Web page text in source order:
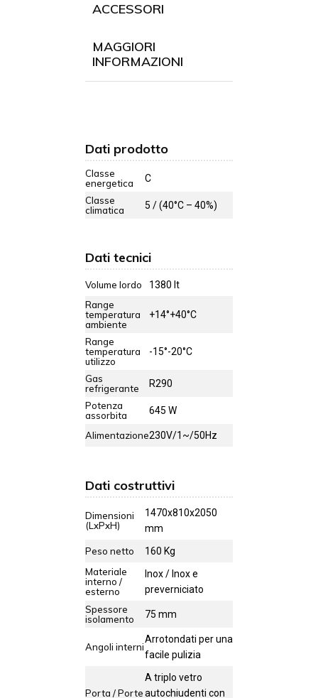
ACCESSORI
MAGGIORI
INFORMAZIONI
Dati prodotto
Classe
energetica
C
Classe
climatica
5 / (40°C – 40%)
Dati tecnici
Volume lordo
1380 lt
Range
temperatura
ambiente
+14°+40°C
Range
temperatura
utilizzo
-15°-20°C
Gas
refrigerante
R290
Potenza
assorbita
645 W
Alimentazione230V/1~/50Hz
Dati costruttivi
Dimensioni
(LxPxH)
1470x810x2050
mm
Peso netto
160 Kg
Materiale
interno /
esterno
Inox / Inox e
preverniciato
Spessore
isolamento
75 mm
Angoli interni
Arrotondati per una
facile pulizia
Porta / Porte
A triplo vetro
autochiudenti con